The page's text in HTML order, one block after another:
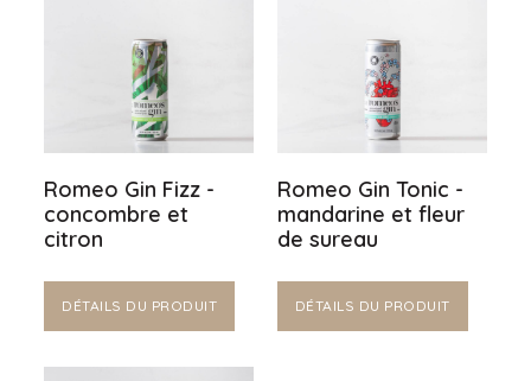
Romeo Gin Fizz -
concombre et
citron
DÉTAILS DU PRODUIT
Romeo Gin Tonic -
mandarine et fleur
de sureau
DÉTAILS DU PRODUIT